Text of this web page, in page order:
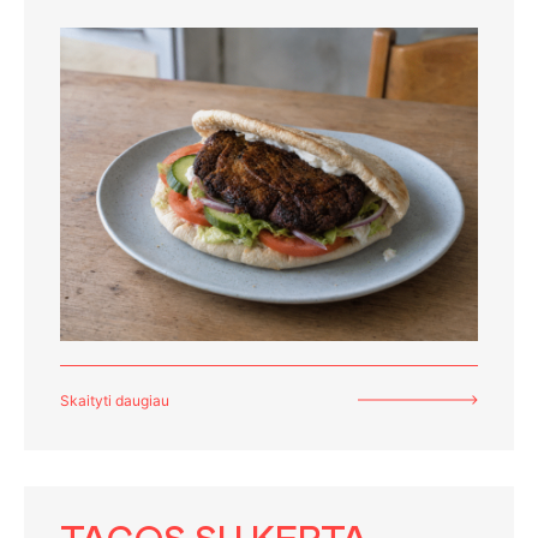
Skaityti daugiau